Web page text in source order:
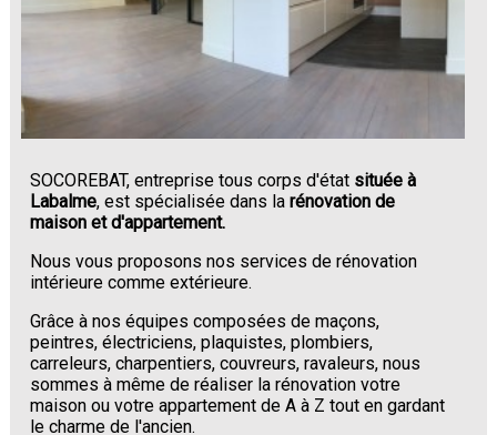
SOCOREBAT, entreprise tous corps d'état située à
Labalme, est spécialisée dans larénovation de
maison et d'appartement.
Nous vous proposons nos services de rénovation
intérieure comme extérieure.
Grâce à nos équipes composées de maçons,
peintres, électriciens, plaquistes, plombiers,
carreleurs, charpentiers, couvreurs, ravaleurs, nous
sommes à même de réaliser la rénovation votre
maison ou votre appartement de A à Z tout en gardant
le charme de l'ancien.